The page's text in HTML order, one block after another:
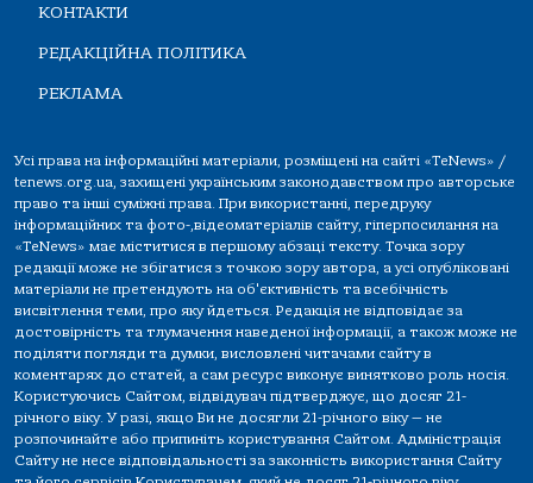
КОНТАКТИ
РЕДАКЦІЙНА ПОЛІТИКА
РЕКЛАМА
Усі права на інформаційні матеріали, розміщені на сайті «TeNews» /
tenews.org.ua, захищені українським законодавством про авторське
право та інші суміжні права. При використанні, передруку
інформаційних та фото-,відеоматеріалів сайту, гіперпосилання на
«TeNews» має міститися в першому абзаці тексту. Точка зору
редакції може не збігатися з точкою зору автора, а усі опубліковані
матеріали не претендують на об'єктивність та всебічність
висвітлення теми, про яку йдеться. Редакція не відповідає за
достовірність та тлумачення наведеної інформації, а також може не
поділяти погляди та думки, висловлені читачами сайту в
коментарях до статей, а сам ресурс виконує винятково роль носія.
Користуючись Сайтом, відвідувач підтверджує, що досяг 21-
річного віку. У разі, якщо Ви не досягли 21-річного віку — не
розпочинайте або припиніть користування Сайтом. Адміністрація
Сайту не несе відповідальності за законність використання Сайту